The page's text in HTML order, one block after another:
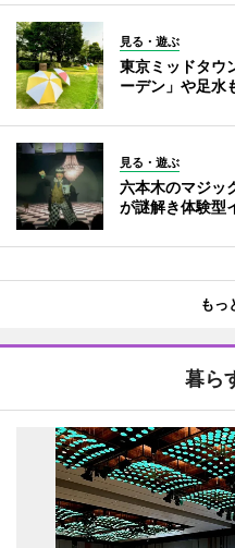
見る・遊ぶ
東京ミッドタ
ーデン」や足水
見る・遊ぶ
六本木のマジッ
が謎解き体験型
もっ
暮ら